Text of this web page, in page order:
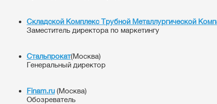
Складской Комплекс Трубной Металлургической
Заместитель директора по маркетингу
Стальпрокат(Москва)
Генеральный директор
Finam.ru (Москва)
Обозреватель